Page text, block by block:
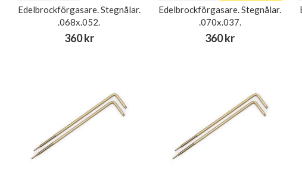
Edelbrockförgasare. Stegnålar.
.068x.052.
360 kr
Edelbrockförgasare. Stegnålar.
.070x.037.
360 kr